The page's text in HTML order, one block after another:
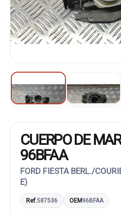
CUERPO DE
96BFAA
FORD FIESTA BERL./
E)
Ref.587536 OEM96BFAA